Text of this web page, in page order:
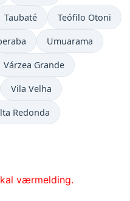
Taubaté Teófilo Otoni
Umuarama
Várzea Grande
Vila Velha
Redonda
værmelding.